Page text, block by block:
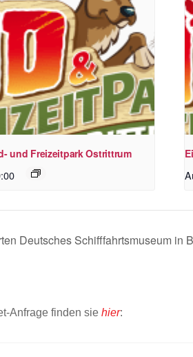
und Freizeitpark Ostrittrum
Deutsches Schifffahrtsmuseum in
Anfrage finden sie hier: